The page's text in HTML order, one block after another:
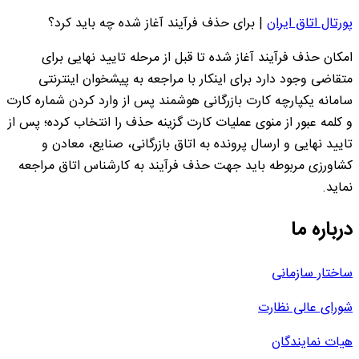
پورتال اتاق ایران | برای حذف فرآیند آغاز شده چه باید کرد؟
امکان حذف فرآیند آغاز شده تا قبل از مرحله تایید نهایی برای
متقاضی وجود دارد برای اینکار با مراجعه به پیشخوان اینترنتی
سامانه یکپارچه کارت بازرگانی هوشمند پس از وارد کردن شماره کارت
و کلمه عبور از منوی عملیات کارت گزینه حذف را انتخاب کرده؛ پس از
تایید نهایی و ارسال پرونده به اتاق بازرگانی، صنایع، معادن و
کشاورزی مربوطه باید جهت حذف فرآیند به کارشناس اتاق مراجعه
نماید.
درباره ما
ساختار سازمانی
شورای عالی نظارت
هیات نمایندگان